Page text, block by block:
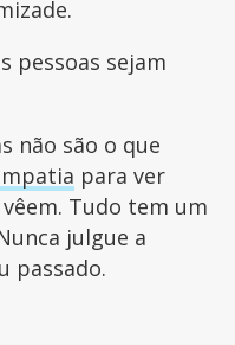
pessoas sejam
não são o que
para ver
Tudo tem um
julgue a
passado.